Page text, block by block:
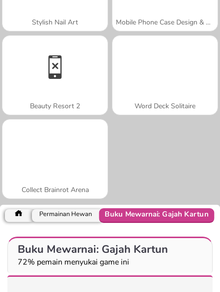
Stylish Nail Art Mobile Phone Case Design & DIY
Beauty Resort 2 Word Deck Solitaire
Collect Brainrot Arena
Permainan Hewan Buku Mewarnai: Gajah Kartun
Buku Mewarnai: Gajah Kartun
72% pemain menyukai game ini